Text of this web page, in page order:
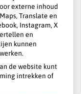
voor
dit te
externe inhoud
Translate en
Instagram, X
en
kunnen
de website kunt
intrekken of